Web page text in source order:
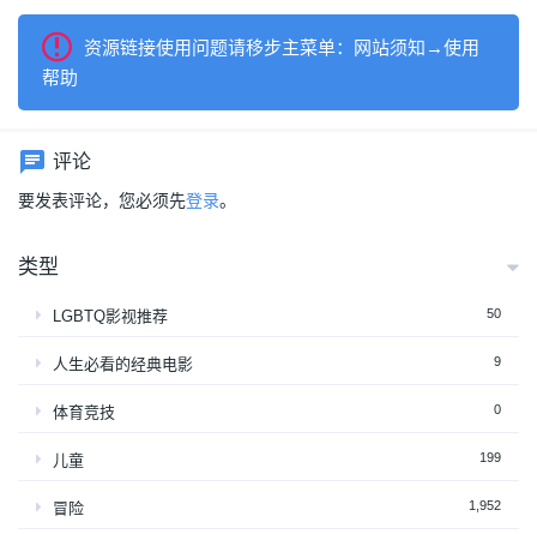
资源链接使用问题请移步主菜单：网站须知→使用
帮助
评论
要发表评论，您必须先登录。
类型
LGBTQ影视推荐 50
人生必看的经典电影 9
体育竞技 0
儿童 199
冒险 1,952